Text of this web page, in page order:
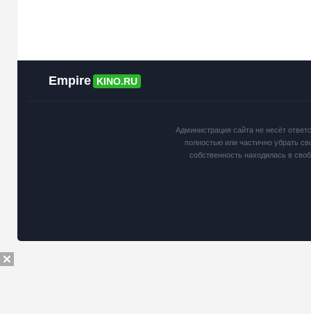
Empire KINO.RU
Администрация сайта не несёт
полностью или частично убрать
собственность находилась в